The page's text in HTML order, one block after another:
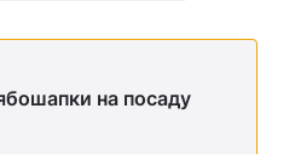
на посаду